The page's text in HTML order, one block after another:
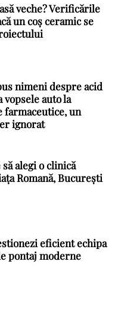
veche? Verificările
un coș ceramic se
nimeni despre acid
vopsele auto la
farmaceutice, un
ignorat
alegi o clinică
Romană, București
eficient echipa
pontaj moderne